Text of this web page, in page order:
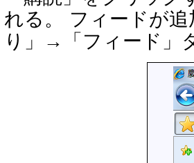
れる。 フィードが
り」→「フィード」